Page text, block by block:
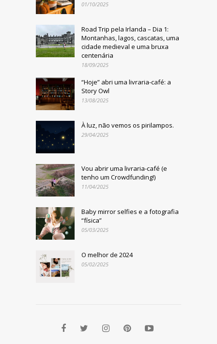
01/10/2025
Road Trip pela Irlanda – Dia 1:
Montanhas, lagos, cascatas, uma
cidade medieval e uma bruxa
centenária
18/09/2025
“Hoje” abri uma livraria-café: a
Story Owl
13/08/2025
À luz, não vemos os pirilampos.
29/04/2025
Vou abrir uma livraria-café (e
tenho um Crowdfunding!)
11/04/2025
Baby mirror selfies e a fotografia
“física”
05/03/2025
O melhor de 2024
05/02/2025